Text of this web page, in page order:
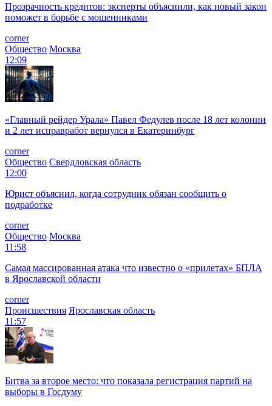
Прозрачность кредитов: эксперты объяснили, как новый закон
поможет в борьбе с мошенниками
corner
Общество Москва
12:09
«Главный рейдер Урала» Павел Федулев после 18 лет колонии
и 2 лет исправработ вернулся в Екатеринбург
corner
Общество Свердловская область
12:00
Юрист объяснил, когда сотрудник обязан сообщить о
подработке
corner
Общество Москва
11:58
Самая массированная атака что известно о «прилетах» БПЛА
в Ярославской области
corner
Происшествия Ярославская область
11:57
Битва за второе место: что показала регистрация партий на
выборы в Госдуму